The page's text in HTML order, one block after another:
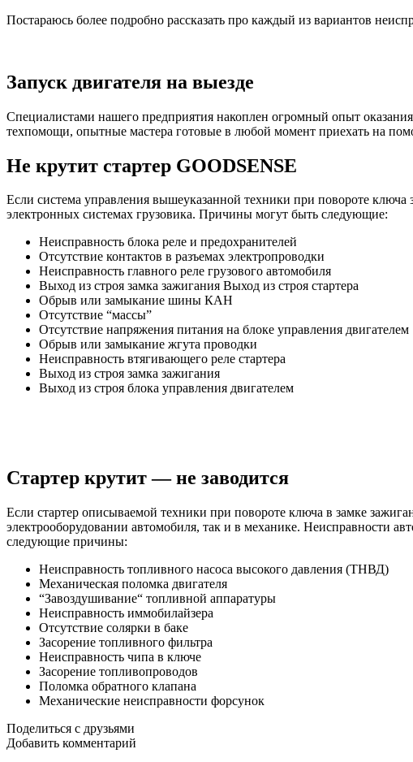
Постараюсь более подробно рассказать про каждый из вариантов
Запуск двигателя на выезде
Специалистами нашего предприятия накоплен огромный опыт
техпомощи, опытные мастера готовые в любой момент приехать на
Не крутит стартер GOODSENSE
Если система управления вышеуказанной техники при повороте ключа
электронных системах грузовика. Причины могут быть следующие:
Неисправность блока реле и предохранителей
Отсутствие контактов в разъемах электропроводки
Неисправность главного реле грузового автомобиля
Выход из строя замка зажигания Выход из строя стартера
Обрыв или замыкание шины КАН
Отсутствие “массы”
Отсутствие напряжения питания на блоке управления двигателем
Обрыв или замыкание жгута проводки
Неисправность втягивающего реле стартера
Выход из строя замка зажигания
Выход из строя блока управления двигателем
Стартер крутит — не заводится
Если стартер описываемой техники при повороте ключа в замке
электрооборудовании автомобиля, так и в механике. Неисправности
следующие причины:
Неисправность топливного насоса высокого давления (ТНВД)
Механическая поломка двигателя
“Завоздушивание“ топливной аппаратуры
Неисправность иммобилайзера
Отсутствие солярки в баке
Засорение топливного фильтра
Неисправность чипа в ключе
Засорение топливопроводов
Поломка обратного клапана
Механические неисправности форсунок
Поделиться с друзьями
Добавить комментарий